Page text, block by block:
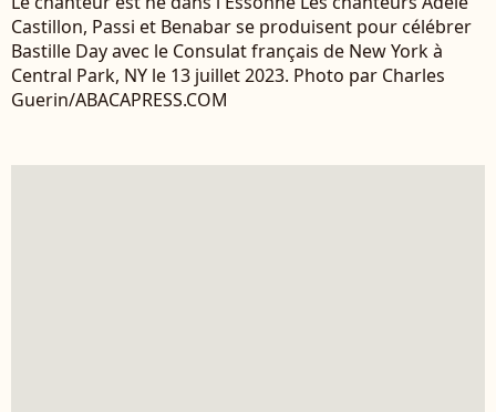
Castillon, Passi et Benabar se produisent pour célébrer
Bastille Day avec le Consulat français de New York à
Central Park, NY le 13 juillet 2023. Photo par Charles
Guerin/ABACAPRESS.COM